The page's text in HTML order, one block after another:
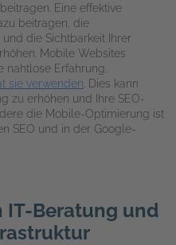
Eine effektive
beitragen, die
die Sichtbarkeit Ihrer
Mobile Websites
nahtlose Erfahrung,
sie verwenden . Dies kann
zu erhöhen und Ihre SEO-
die Mobile-Optimierung ist
SEO und in der Google-
IT-Beratung und